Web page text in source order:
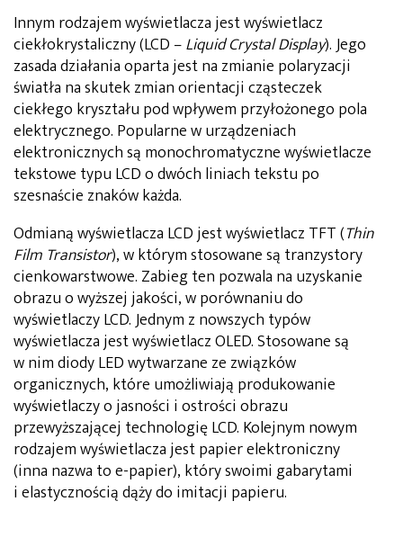
Innym rodzajem wyświetlacza jest wyświetlacz
ciekłokrystaliczny (LCD –Liquid Crystal Display). Jego
zasada działania oparta jest na zmianie polaryzacji
światła na skutek zmian orientacji cząsteczek
ciekłego kryształu pod wpływem przyłożonego pola
elektrycznego. Popularne w urządzeniach
elektronicznych są monochromatyczne wyświetlacze
tekstowe typu LCD o dwóch liniach tekstu po
szesnaście znaków każda.
Odmianą wyświetlacza LCD jest wyświetlacz TFT (Thin
Film Transistor), w którym stosowane są tranzystory
cienkowarstwowe. Zabieg ten pozwala na uzyskanie
obrazu o wyższej jakości, w porównaniu do
wyświetlaczy LCD. Jednym z nowszych typów
wyświetlacza jest wyświetlacz OLED. Stosowane są
w nim diody LED wytwarzane ze związków
organicznych, które umożliwiają produkowanie
wyświetlaczy o jasności i ostrości obrazu
przewyższającej technologię LCD. Kolejnym nowym
rodzajem wyświetlacza jest papier elektroniczny
(inna nazwa to e-papier), który swoimi gabarytami
i elastycznością dąży do imitacji papieru.